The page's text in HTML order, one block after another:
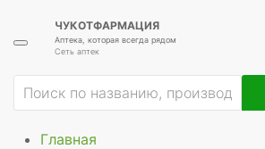
ЧУКОТФАРМАЦИЯ
Аптека, которая всегда рядом
Сеть аптек
Главная